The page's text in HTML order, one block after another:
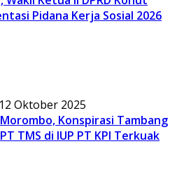
Pidana Kerja Sosial 2026
12 Oktober 2025
Konspirasi Tambang
TMS di IUP PT KPI Terkuak